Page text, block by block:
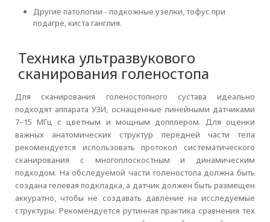
Другие патологии - подкожные узелки, тофус при
подагре, киста ганглия.
Техника ультразвукового
сканирования голеностопа
Для сканирования голеностопного сустава идеально
подходят аппарата УЗИ, оснащенные линейными датчиками
7–15 МГц с цветным и мощным допплером. Для оценки
важных анатомических структур передней части тела
рекомендуется использовать протокол систематического
сканирования с многоплоскостным и динамическим
подходом. На обследуемой части голеностопа должна быть
создана гелевая подкладка, а датчик должен быть размещен
аккуратно, чтобы не создавать давление на исследуемые
структуры. Рекомендуется рутинная практика сравнения тех